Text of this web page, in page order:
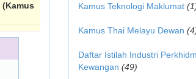
(Kamus
Kamus Teknologi Maklumat
Kamus Thai Melayu Dewan
Daftar Istilah Industri
Kewangan (49)